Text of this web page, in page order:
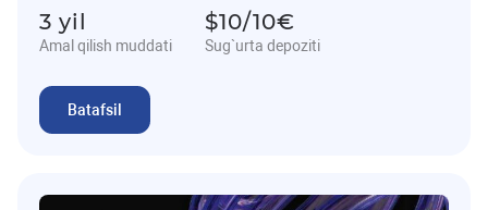
3 yil
Amal qilish muddati
$10/10€
Sug`urta depoziti
Batafsil